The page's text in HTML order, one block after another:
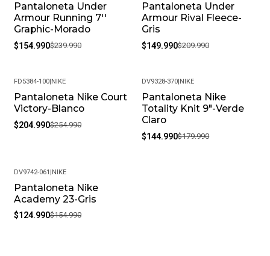
-35%
Pantaloneta Under
Armour Running 7''
Graphic-Morado
$154.990$239.990
-29%
Pantaloneta Under
Armour Rival Fleece-
Gris
$149.990$209.990
-20%
FD5384-100| NIKE
Pantaloneta Nike Court
Victory-Blanco
$204.990$254.990
-19%
DV9328-370 NIKE
Pantaloneta Nike
Totality Knit 9"-Verde
Claro
$144.990$179.990
-19%
DV9742-061 NIKE
Pantaloneta Nike
Academy 23-Gris
$124.990$154.990